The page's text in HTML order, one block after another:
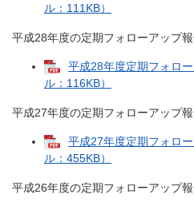
ル：111KB）
平成28年度の定期フォローアップ報
平成28年度定期フォロ
ル：116KB）
平成27年度の定期フォローアップ報
平成27年度定期フォロ
ル：455KB）
平成26年度の定期フォローアップ報